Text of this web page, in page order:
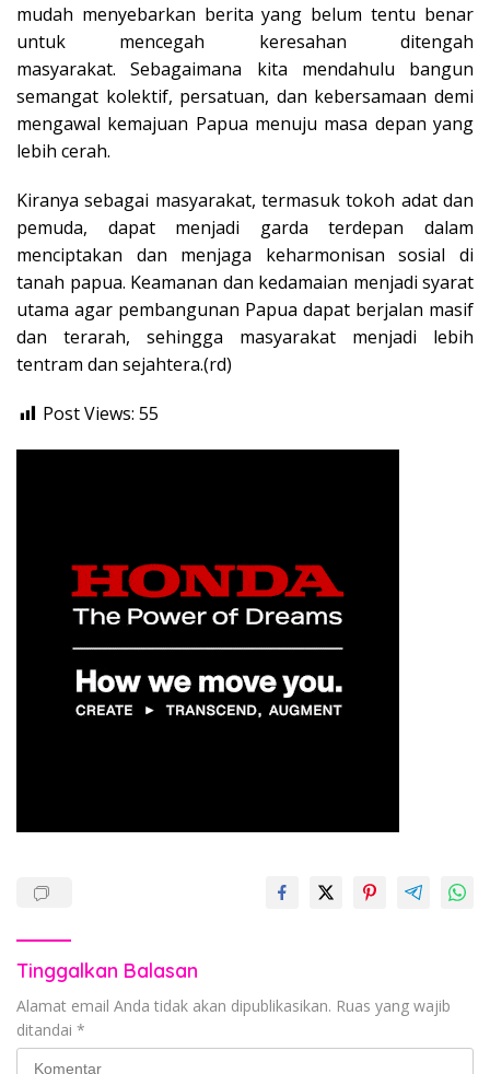
mudah menyebarkan berita yang belum tentu benar
untuk mencegah keresahan ditengah
masyarakat. Sebagaimana kita mendahulu bangun
semangat kolektif, persatuan, dan kebersamaan demi
mengawal kemajuan Papua menuju masa depan yang
lebih cerah.
Kiranya sebagai masyarakat, termasuk tokoh adat dan
pemuda, dapat menjadi garda terdepan dalam
menciptakan dan menjaga keharmonisan sosial di
tanah papua. Keamanan dan kedamaian menjadi syarat
utama agar pembangunan Papua dapat berjalan masif
dan terarah, sehingga masyarakat menjadi lebih
tentram dan sejahtera.(rd)
Post Views: 55
Tinggalkan Balasan
Alamat email Anda tidak akan dipublikasikan. Ruas yang wajib
ditandai *